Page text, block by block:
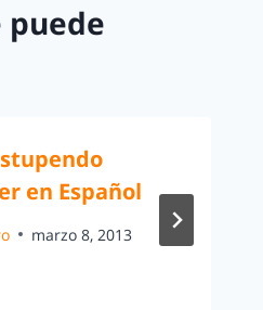
en Español
marzo 8, 2013